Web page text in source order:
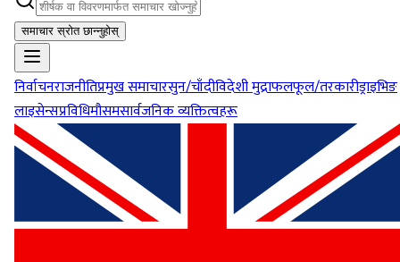
समाचार स्रोत छान्नुहोस्
निर्वाचनराजनीतिप्रमुख समाचारसुन/चाँदीविदेशी मुद्राफलफूल/तरकारीड्राइभिङ
लाइसेन्सप्रविधिमौसमसार्वजनिक व्यक्तित्वहरू